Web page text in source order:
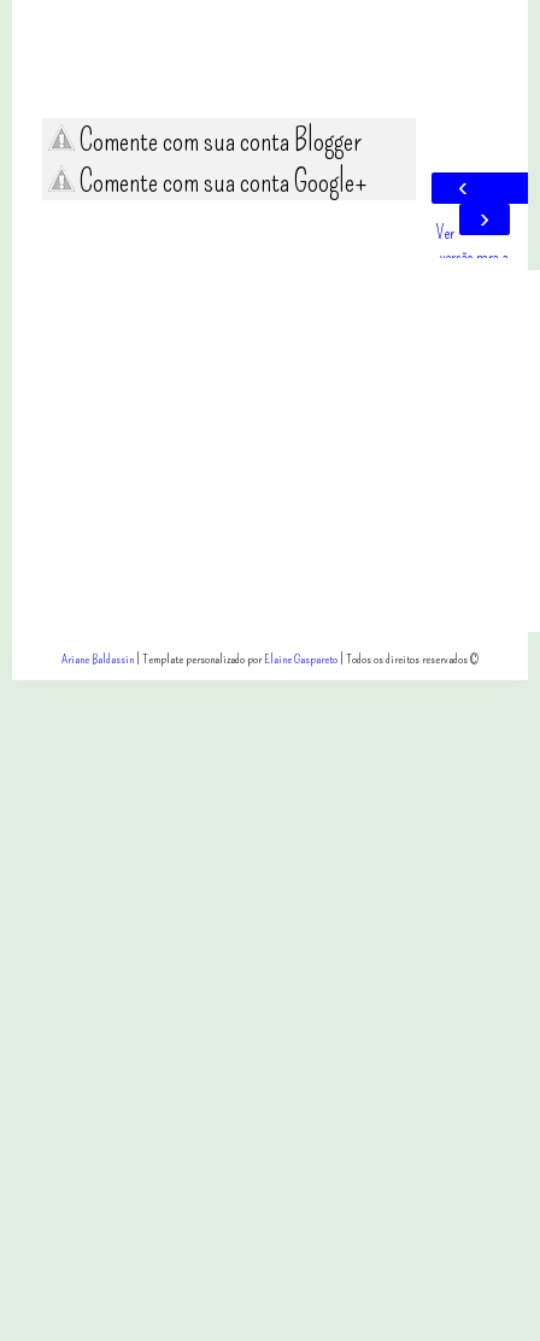
Comente com sua conta Blogger
Comente com sua conta Google+
‹
›
Ver
versão para a
Ariane Baldassin| Template personalizado porElaine Gaspareto| Todos os direitos reservados ©